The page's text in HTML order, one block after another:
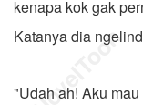
kenapa kok gak
Katanya dia
"Udah ah! Aku